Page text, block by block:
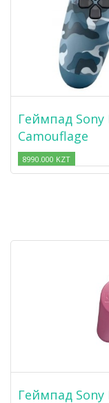
Геймпад Sony
Camouflage
8990.000 KZT
Геймпад Sony